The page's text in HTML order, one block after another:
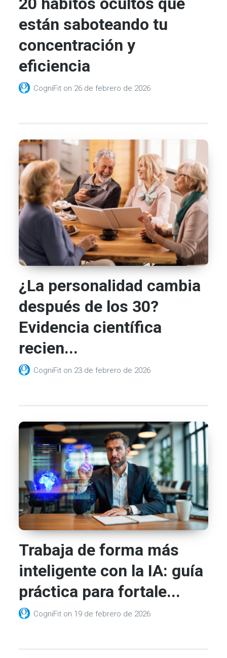
están saboteando tu
concentración y
eficiencia
CogniFit on 26 de febrero de 2026
¿La personalidad cambia
después de los 30?
Evidencia científica
recien...
CogniFit on 23 de febrero de 2026
Trabaja de forma más
inteligente con la IA: guía
práctica para fortale...
CogniFit on 19 de febrero de 2026